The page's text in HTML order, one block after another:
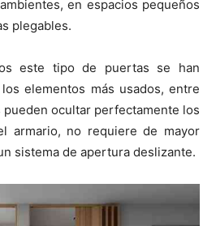
i
r
e
s
t
i ip
en espacios pequeños
plegables.
este tipo de puertas se han
elementos más usados, entre
ocultar perfectamente los
armario, no requiere de mayor
sistema de apertura deslizante.